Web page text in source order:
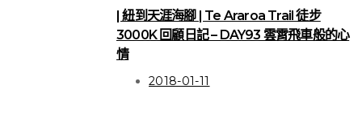
| 紐到天涯海腳 | Te Araroa Trail 徒步
3000K 回顧日記 – DAY93 雲霄飛車般的心
情
2018-01-11